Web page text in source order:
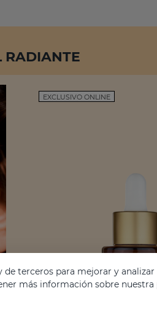
RADIANTE
EXCLUSIVO ONLINE
terceros para mejorar y analizar
más información sobre